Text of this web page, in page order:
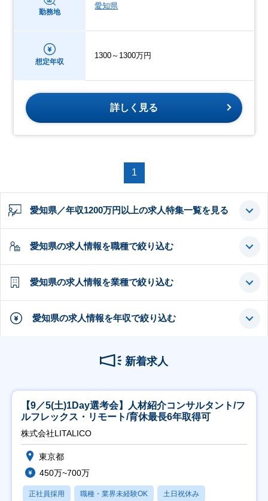
勤務地
愛知県
想定年収
1300～1300万円
詳しく見る
1
愛知県／年収1200万円以上の求人特集一覧を見る
愛知県の求人情報を職種で絞り込む
愛知県の求人情報を業種で絞り込む
愛知県の求人情報を年収で絞り込む
新着求人
【9／5(土)1Day選考会】人材紹介コンサルタント/フ
ルフレックス・リモート/育休最長6年取得可
株式会社LITALICO
東京都
450万~700万
正社員採用 職種・業界未経験OK 土日祝休み